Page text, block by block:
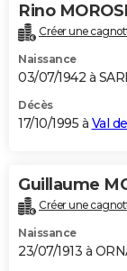
Rino MOROSI
Créer une
Naissance
03/07/1942 à
Décès
17/10/1995 à Val
Guillaume
Créer une
Naissance
23/07/1913 à